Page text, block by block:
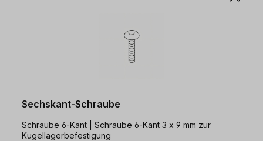
Sechskant-Schraube
Schraube 6-Kant | Schraube 6-Kant 3 x 9 mm zur
Kugellagerbefestigung